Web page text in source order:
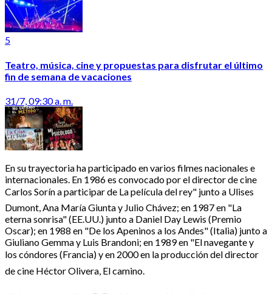
5
Teatro, música, cine y propuestas para disfrutar el último
fin de semana de vacaciones
31/7, 09:30 a. m.
En su trayectoria ha participado en varios filmes nacionales e
internacionales. En 1986 es convocado por el director de cine
Carlos Sorín a participar de La película del rey" junto a Ulises
Dumont, Ana María Giunta y Julio Chávez; en 1987 en "La
eterna sonrisa" (EE.UU.) junto a Daniel Day Lewis (Premio
Oscar); en 1988 en "De los Apeninos a los Andes" (Italia) junto a
Giuliano Gemma y Luis Brandoni; en 1989 en "El navegante y
los cóndores (Francia) y en 2000 en la producción del director
de cine Héctor Olivera, El camino.